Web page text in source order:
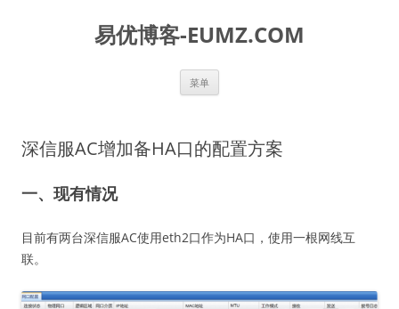
易优博客-EUMZ.COM
菜单
深信服AC增加备HA口的配置方案
一、现有情况
目前有两台深信服AC使用eth2口作为HA口，使用一根网线互
联。